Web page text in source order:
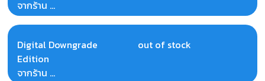
จากร้าน ...
Digital Downgrade
Edition
จากร้าน ...
out of stock